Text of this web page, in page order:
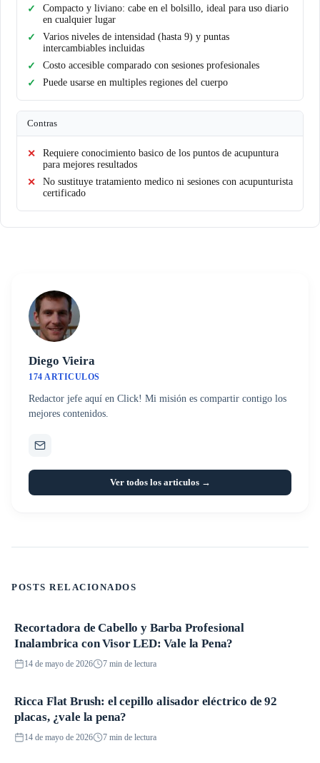
Compacto y liviano: cabe en el bolsillo, ideal para uso diario
en cualquier lugar
Varios niveles de intensidad (hasta 9) y puntas
intercambiables incluidas
Costo accesible comparado con sesiones profesionales
Puede usarse en multiples regiones del cuerpo
Contras
Requiere conocimiento basico de los puntos de acupuntura
para mejores resultados
No sustituye tratamiento medico ni sesiones con acupunturista
certificado
Diego Vieira
174 ARTICULOS
Redactor jefe aquí en Click! Mi misión es compartir contigo los
mejores contenidos.
Ver todos los articulos →
POSTS RELACIONADOS
Productos
Recortadora de Cabello y Barba Profesional
Inalambrica con Visor LED: Vale la Pena?
14 de mayo de 2026 7 min de lectura
Productos
Ricca Flat Brush: el cepillo alisador eléctrico de 92
placas, ¿vale la pena?
14 de mayo de 2026 7 min de lectura